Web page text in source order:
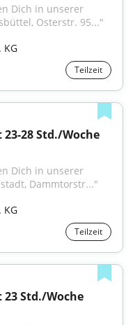
Dich in unserer
Osterstr. 95..."
KG
Teilzeit
23-28 Std./Woche
Dich in unserer
Dammtorstr..."
KG
Teilzeit
23 Std./Woche